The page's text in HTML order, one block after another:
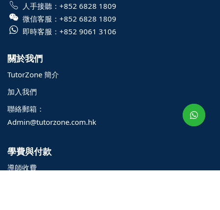
至日 - 24 小時
6828 1809
人手接聽： +852 6828 1809
微信客服： +852 6828 1809
即時客服： +852 9061 3106
關於我們
TutorZone 簡介
加入我們
聯絡郵箱：
Admin@tutorzone.com.hk
學費與付款
導師收費